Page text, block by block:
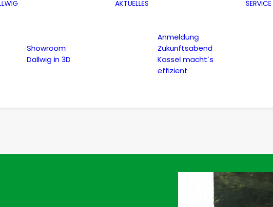
Showroom
Dallwig in 3D
AKTUELLES
Anmeldung
Zukunftsabend
Kassel macht´s
effizient
SERVICE